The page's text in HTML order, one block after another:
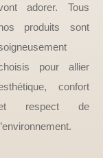
adorer. Tous
produits sont
pour allier
confort
respect de